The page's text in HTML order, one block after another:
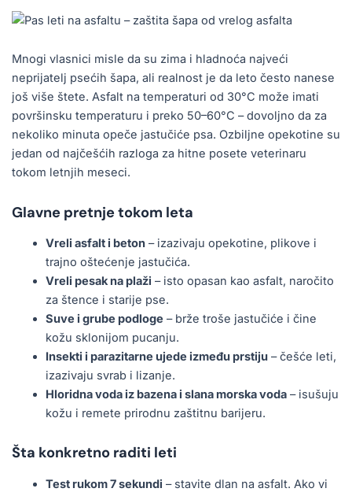
Mnogi vlasnici misle da su zima i hladnoća najveći
neprijatelj psećih šapa, ali realnost je da leto često nanese
još više štete. Asfalt na temperaturi od 30°C može imati
površinsku temperaturu i preko 50–60°C – dovoljno da za
nekoliko minuta opeče jastučiće psa. Ozbiljne opekotine su
jedan od najčešćih razloga za hitne posete veterinaru
tokom letnjih meseci.
Glavne pretnje tokom leta
Vreli asfalt i beton – izazivaju opekotine, plikove i
trajno oštećenje jastučića.
Vreli pesak na plaži – isto opasan kao asfalt, naročito
za štence i starije pse.
Suve i grube podloge – brže troše jastučiće i čine
kožu sklonijom pucanju.
Insekti i parazitarne ujede između prstiju – češće leti,
izazivaju svrab i lizanje.
Hloridna voda iz bazena i slana morska voda – isušuju
kožu i remete prirodnu zaštitnu barijeru.
Šta konkretno raditi leti
Test rukom 7 sekundi – stavite dlan na asfalt. Ako vi